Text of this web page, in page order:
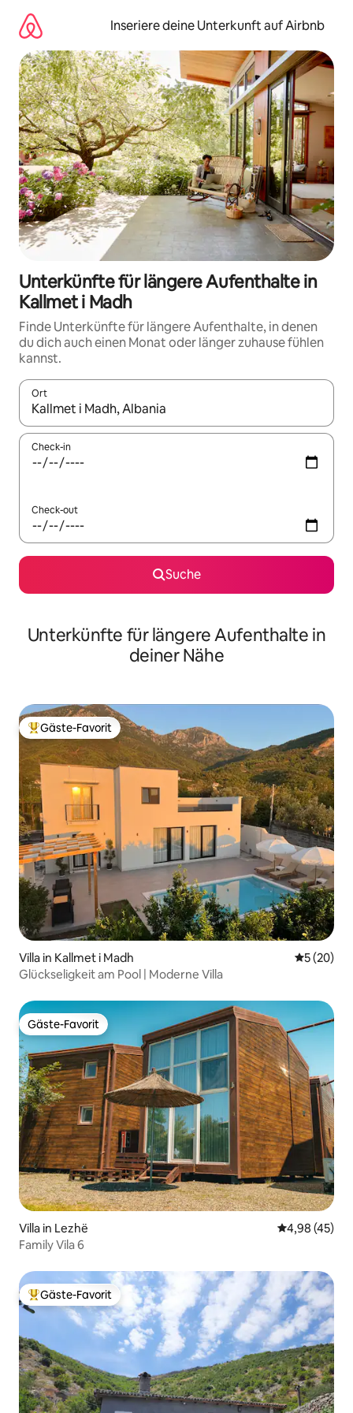
Inhalten
springen
Inseriere deine Unterkunft auf Airbnb
Unterkünfte für längere Aufenthalte in
Kallmet i Madh
Finde Unterkünfte für längere Aufenthalte, in denen
du dich auch einen Monat oder länger zuhause fühlen
kannst.
Ort
Wenn Ergebnisse verfügbar sind, navigiere mit den
Check-in
Check-out
Suche
Unterkünfte für längere Aufenthalte in
deiner Nähe
Beliebter Gäste-Favorit.
Gäste-Favorit
Villa in Kallmet i Madh
5 (20)
Glückseligkeit am Pool | Moderne Villa
Gäste-Favorit
Gäste-Favorit
Villa in Lezhë
4,98 (45)
Family Vila 6
Beliebter Gäste-Favorit.
Gäste-Favorit